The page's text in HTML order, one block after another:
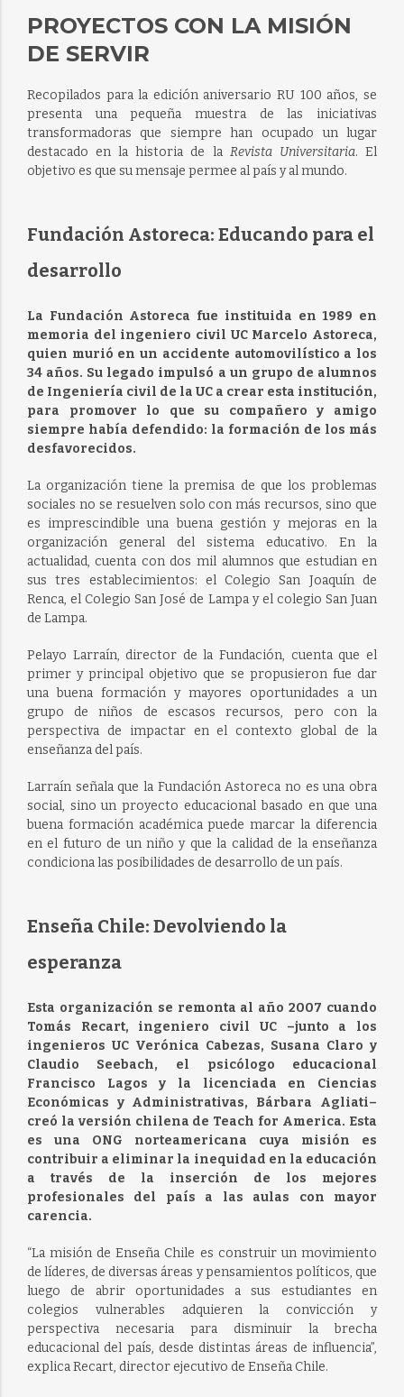
PROYECTOS CON LA MISIÓN
DE SERVIR
Recopilados para la edición aniversario RU 100 años, se
presenta una pequeña muestra de las iniciativas
transformadoras que siempre han ocupado un lugar
destacado en la historia de la Revista Universitaria. El
objetivo es que su mensaje permee al país y al mundo.
Fundación Astoreca: Educando para el
desarrollo
La Fundación Astoreca fue instituida en 1989 en
memoria del ingeniero civil UC Marcelo Astoreca,
quien murió en un accidente automovilístico a los
34 años. Su legado impulsó a un grupo de alumnos
de Ingeniería civil de la UC a crear esta institución,
para promover lo que su compañero y amigo
siempre había defendido: la formación de los más
desfavorecidos.
La organización tiene la premisa de que los problemas
sociales no se resuelven solo con más recursos, sino que
es imprescindible una buena gestión y mejoras en la
organización general del sistema educativo. En la
actualidad, cuenta con dos mil alumnos que estudian en
sus tres establecimientos: el Colegio San Joaquín de
Renca, el Colegio San José de Lampa y el colegio San Juan
de Lampa.
Pelayo Larraín, director de la Fundación, cuenta que el
primer y principal objetivo que se propusieron fue dar
una buena formación y mayores oportunidades a un
grupo de niños de escasos recursos, pero con la
perspectiva de impactar en el contexto global de la
enseñanza del país.
Larraín señala que la Fundación Astoreca no es una obra
social, sino un proyecto educacional basado en que una
buena formación académica puede marcar la diferencia
en el futuro de un niño y que la calidad de la enseñanza
condiciona las posibilidades de desarrollo de un país.
Enseña Chile: Devolviendo la
esperanza
Esta organización se remonta al año 2007 cuando
Tomás Recart, ingeniero civil UC –junto a los
ingenieros UC Verónica Cabezas, Susana Claro y
Claudio Seebach, el psicólogo educacional
Francisco Lagos y la licenciada en Ciencias
Económicas y Administrativas, Bárbara Agliati–
creó la versión chilena de Teach for America. Esta
es una ONG norteamericana cuya misión es
contribuir a eliminar la inequidad en la educación
a través de la inserción de los mejores
profesionales del país a las aulas con mayor
carencia.
“La misión de Enseña Chile es construir un movimiento
de líderes, de diversas áreas y pensamientos políticos, que
luego de abrir oportunidades a sus estudiantes en
colegios vulnerables adquieren la convicción y
perspectiva necesaria para disminuir la brecha
educacional del país, desde distintas áreas de influencia”,
explica Recart, director ejecutivo de Enseña Chile.